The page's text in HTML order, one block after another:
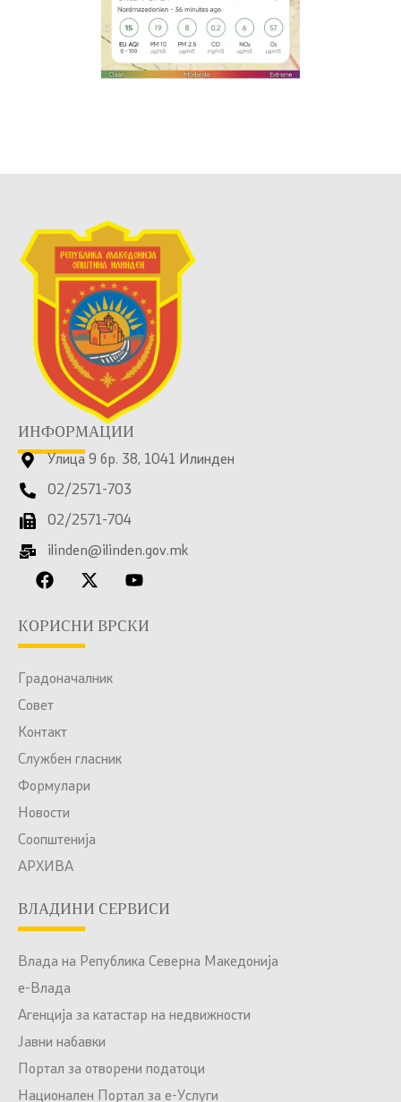
ИНФОРМАЦИИ
Улица 9 бр. 38, 1041 Илинден
02/2571-703
02/2571-704
ilinden@ilinden.gov.mk
КОРИСНИ ВРСКИ
Градоначалник
Совет
Контакт
Службен гласник
Формулари
Новости
Соопштенија
АРХИВА
ВЛАДИНИ СЕРВИСИ
Влада на Република Северна Македонија
е-Влада
Агенција за катастар на недвижности
Јавни набавки
Портал за отворени податоци
Национален Портал за е-Услуги